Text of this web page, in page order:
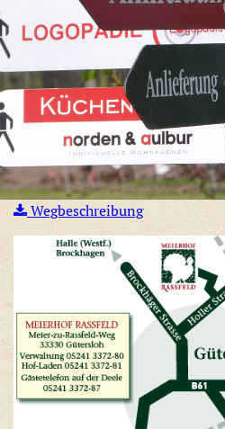
Wegbeschreibung